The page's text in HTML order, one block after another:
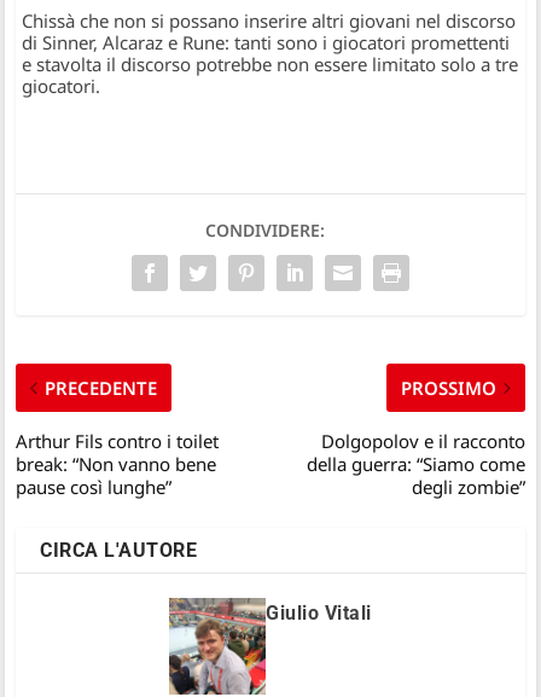
Chissà che non si possano inserire altri giovani nel discorso
di Sinner, Alcaraz e Rune: tanti sono i giocatori promettenti
e stavolta il discorso potrebbe non essere limitato solo a tre
giocatori.
CONDIVIDERE:
PRECEDENTE
Arthur Fils contro i toilet
break: “Non vanno bene
pause così lunghe”
PROSSIMO
Dolgopolov e il racconto
della guerra: “Siamo come
degli zombie”
CIRCA L'AUTORE
Giulio Vitali